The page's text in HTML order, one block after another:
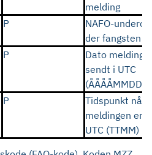
melding
P
NAFO-
der fangsten
P
Dato
sendt i UTC
(ÅÅÅÅMMDD)
P
Tidspunkt når
meldingen er
UTC (TTMM)